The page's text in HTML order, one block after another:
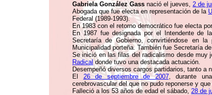
Gabriela González Gass nació el jueves, 2 de
Abogada que fue electa en representación de la
Federal (1989-1993).
En 1983 con el retorno democrático fue electa
En 1987 fue designada por el Intendente de
Secretaría de Gobierno, convirtiéndose en
Municipalidad porteña. También fue Secretaría
Se inició en las filas del radicalismo desde muy
Radical donde tuvo una destacada actuación.
Desempeñó diversos cargos partidarios, tanto a
El 26 de septiembre de 2007, durante
cerebrovascular del que no pudo reponerse y
Falleció a los 53 años de edad el sábado, 28 de